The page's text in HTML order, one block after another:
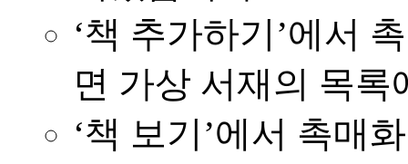
‘책 추가하기’에서
면 가상 서재의 목
‘책 보기’에서 촉매